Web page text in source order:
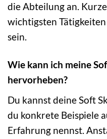
die Abteilung an.
wichtigsten
sein.
Wie kann ich meine
hervorheben?
Du kannst deine Soft
du konkrete Beispiele
Erfahrung nennst.